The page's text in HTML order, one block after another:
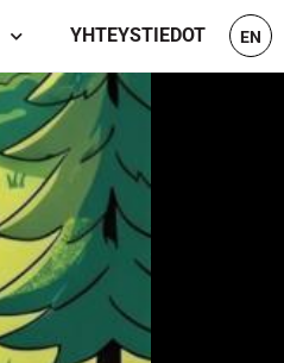
YHTEYSTIEDOT EN